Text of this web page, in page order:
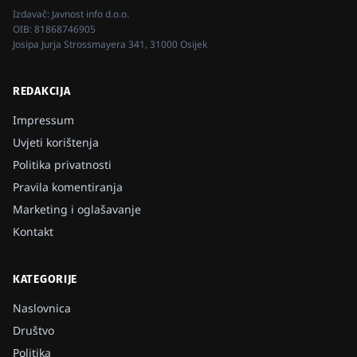
Izdavač: Javnost info d.o.o.
OIB:81868746905
Josipa Jurja Strossmayera 341, 31000 Osijek
REDAKCIJA
Impressum
Uvjeti korištenja
Politika privatnosti
Pravila komentiranja
Marketing i oglašavanje
Kontakt
KATEGORIJE
Naslovnica
Društvo
Politika